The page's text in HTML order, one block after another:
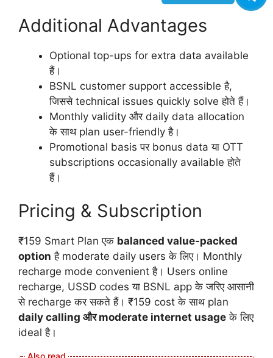
Additional Advantages
Optional top-ups for extra data available
हैं।
BSNL customer support accessible है,
जिससे technical issues quickly solve होते हैं।
Monthly validity और daily data allocation
के साथ plan user-friendly है।
Promotional basis पर bonus data या OTT
subscriptions occasionally available होते
हैं।
Pricing & Subscription
₹159 Smart Plan एक balanced value-packed
option है moderate daily users के लिए। Monthly
recharge mode convenient है। Users online
recharge, USSD codes या BSNL app के जरिए आसानी
से recharge कर सकते हैं। ₹159 cost के साथ plan
daily calling और moderate internet usage के लिए
ideal है।